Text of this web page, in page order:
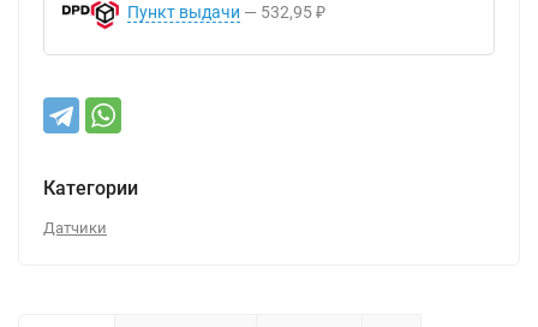
Пункт выдачи 532,95 ₽
Категории
Датчики